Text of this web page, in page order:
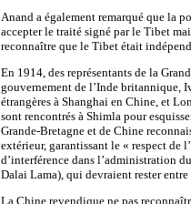
Anand a également remarqué que la
accepter le traité signé par le Tibet
reconnaître que le Tibet était
En 1914, des représentants de la
gouvernement de l’Inde britannique,
étrangères à Shanghai en Chine, et
sont rencontrés à Shimla pour
Grande-Bretagne et de Chine
extérieur, garantissant le « respect
d’interférence dans l’administration
Dalai Lama), qui devraient rester
La Chine revendique ne pas